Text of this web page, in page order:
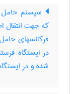
سیستم
که جهت انتقال
فرکانسهای
در ایستگاه
شده و در